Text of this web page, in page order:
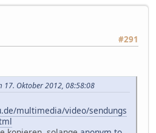
#291
17. Oktober 2012, 08:58:08
multimedia/video/sendungs